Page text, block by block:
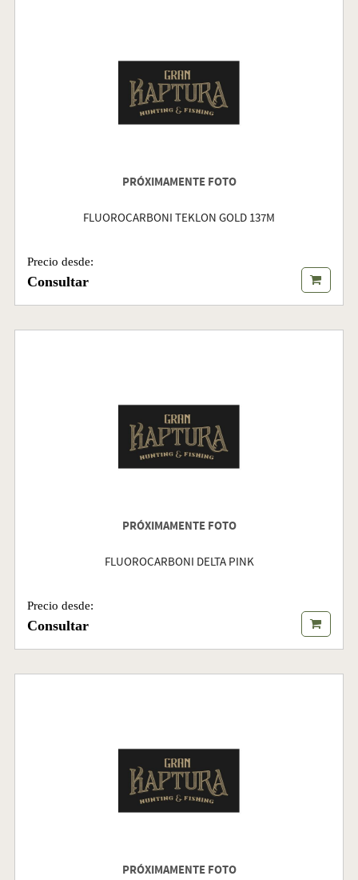
PRÓXIMAMENTE FOTO
FLUOROCARBONI TEKLON GOLD 137M
Precio desde:
Consultar
PRÓXIMAMENTE FOTO
FLUOROCARBONI DELTA PINK
Precio desde:
Consultar
PRÓXIMAMENTE FOTO